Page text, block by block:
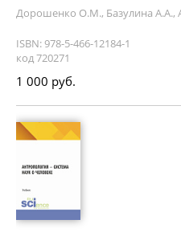
Дорошенко О.М., Базулина
ISBN: 978-5-466-12184-1
код 720271
1 000 руб.